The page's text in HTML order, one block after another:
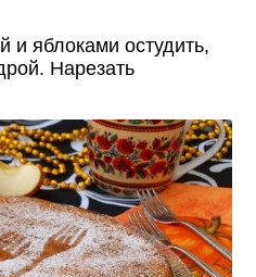
и яблоками остудить,
Нарезать